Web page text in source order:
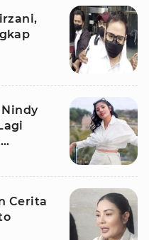
Nindy
Cerita